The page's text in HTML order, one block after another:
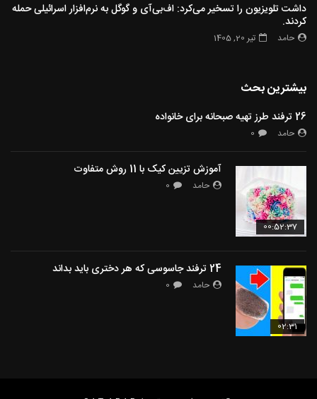
داشت تلویزیون را تسخیر می‌کرد: اف‌بی‌آی و گوگل به نرم‌افزار اسرائیلی حمله
کردند.
حامد تیر 20, 1405
بیشترین بحث
26 ترفند طرز تهیه صبحانه برای خانواده
حامد 0
00:52:37
آموزش تزیین کیک با 11 روش متفاوت
حامد 0
02:31
24 ترفند جاسوسی که هر دختری باید بداند
حامد 0